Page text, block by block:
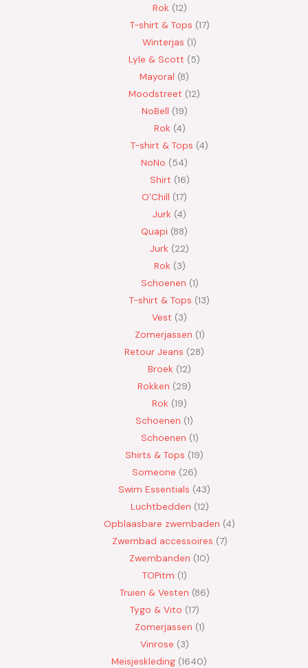
Rok 12
T-shirt & Tops 17
Winterjas 1
Lyle & Scott
5
Mayoral 8
Moodstreet 12
NoBell 19
Rok 4
T-shirt & Tops 4
NoNo
54
Shirt 16
O'Chill 17
Jurk 4
Quapi 88
Jurk
22
Rok 3
Schoenen 1
T-shirt & Tops 13
Vest
3
Zomerjassen 1
Retour Jeans
28
Broek 12
Rokken
29
Rok 19
Schoenen 1
Schoenen 1
Shirts & Tops 19
Someone 26
Swim Essentials 43
Luchtbedden 12
Opblaasbare zwembaden 4
Zwembad accessoires 7
Zwembanden 10
TOPitm 1
Truien & Vesten 86
Tygo & Vito 17
Zomerjassen 1
Vinrose 3
Meisjeskleding 1640